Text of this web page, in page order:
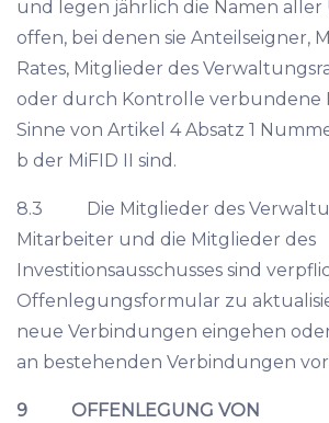
und legen jährlich die Namen
offen, bei denen sie Anteilseigner,
Rates, Mitglieder des
oder durch Kontrolle verbundene
Sinne von Artikel 4 Absatz 1
b der MiFID II sind.
8.3 Die Mitglieder des
Mitarbeiter und die Mitglieder des
Investitionsausschusses sind
Offenlegungsformular zu
neue Verbindungen eingehen
an bestehenden Verbindungen
9 OFFENLEGUNG VON